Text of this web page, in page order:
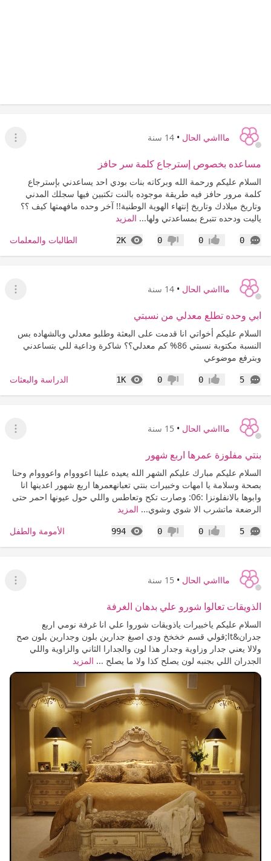
ماااشي الحال • 14 سنة
عرض
مساعده بخصوص إسترجاع كلمة سر حافز
السلام عليكم ورحمة الله وبركاته بنات بودي احد يساعدني بإسترجاع
كلمة مرور حافز فيه طريقة موجوده بالنت تكتبين فيها سجلك المدني
وتاريخ ميلادك وتاريخ إنتهاء الهوية الوطنية!! آخر وحده مافهمتها كيف ؟؟
ياليت ودحده تتبرع بمساعدتي ولها... المزيد
0
التعليقات إعجاب0 عدم إعجاب
0
2K
المشاهدات الطالبات والمعلمات
ماااشي الحال • 14 سنة
عرض
ابي وحده تطلع معدلي من نسبتي
السلام عليكم أخواتي انا قدمت على البعثة وطلبو معدلي وبالشهاده بس
النسبة مكتوبة نسبتي 86% كم معدلي؟؟ شاكرة وداعية للي بتساعدني
وبترفع موضوعي
5
التعليقات إعجاب0 عدم إعجاب
0
1K
المشاهدات الدراسة والبعثات
ماااشي الحال • 15 سنة
عرض
بنتي مفلوزة عمرها اربع شهور
السلام عليكم مبارك عليكم الشهر الله يعيده علينا اعوووام واعوووام وحنا
بصحة وسلامة يا امهات وخبيرات بنتي تعبانهعمرها اربع شهور اعدينها انا
وابوها بالانفلونزا :06: وصارت تكح وتعاطس واللي حول عيونها احمر حتى
الرضعة ماتشرب الا شوي وشوي... المزيد
5
التعليقات إعجاب0 عدم إعجاب
0
994
المشاهدات الأمومة والطفل
ماااشي الحال • 15 سنة
عرض
الذويقات تعالوا شورو علي بدهان الغرفة
السلام عليكم ياخبيرات ياذويقات شوروا علي انا غرفة نومي اربع
جدران&lt;قولي قسم خخخخ ودي اصبغ جدارين بلون وجدارين بلون صح
ولالا يعني جدار وزاوية وجدار هذا لون والجدارا الثاني والزاوية واللي
الجدران اللي بجنبه لون يصلح كذا ولا ما يصلح ... المزيد